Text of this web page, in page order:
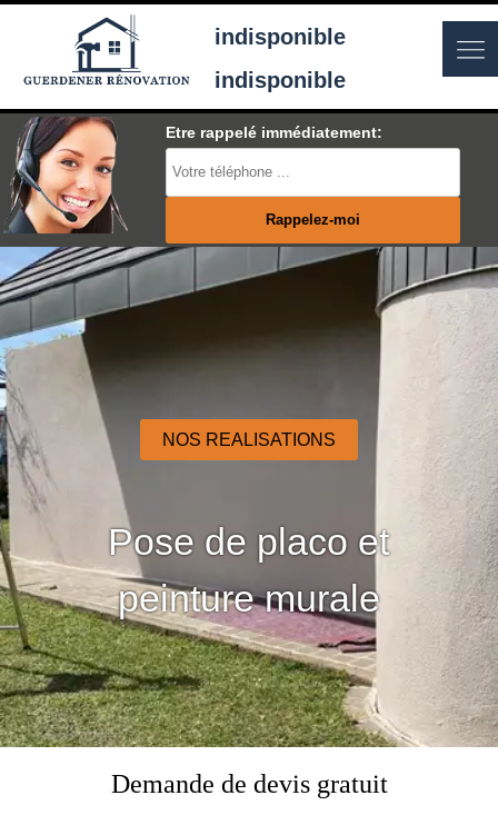
indisponible
indisponible
Etre rappelé immédiatement:
NOS REALISATIONS
Pose de placo et
peinture murale
Demande de devis gratuit